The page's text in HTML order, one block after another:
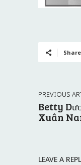
Share
PREVIOUS
Betty
Xuân
LEAVE A